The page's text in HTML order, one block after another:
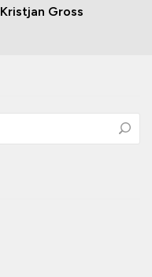
Kristjan Gross